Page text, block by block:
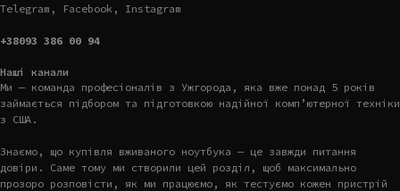
Telegram, Facebook, Instagram
+38093 386 00 94
Наші канали
Ми — команда професіоналів з Ужгорода, яка вже понад 5 років
займається підбором та підготовкою надійної комп’ютерної техніки
з США.
Знаємо, що купівля вживаного ноутбука — це завжди питання
довіри. Саме тому ми створили цей розділ, щоб максимально
прозоро розповісти, як ми працюємо, як тестуємо кожен пристрій